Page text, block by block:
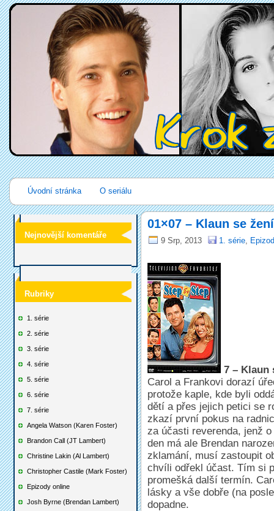
Úvodní stránka O seriálu
Nejnovější komentáře
Rubriky
1. série
2. série
3. série
4. série
5. série
6. série
7. série
Angela Watson (Karen Foster)
Brandon Call (JT Lambert)
Christine Lakin (Al Lambert)
Christopher Castile (Mark Foster)
Epizody online
Josh Byrne (Brendan Lambert)
01×07 – Klaun se žení
9 Srp, 2013 1. série,
7 – Klaun
Carol a Frankovi dorazí
protože kaple, kde byli
dětí a přes jejich petici se
zkazí první pokus na
za účasti reverenda, jenž
den má ale Brendan
zklamání, musí zastoupit
chvíli odřekl účast. Tím si
promešká další termín.
lásky a vše dobře (na
dopadne.